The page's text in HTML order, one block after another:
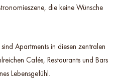
die keine Wünsche
Apartments in diesen zentralen
Cafés, Restaurants und Bars
Lebensgefühl.